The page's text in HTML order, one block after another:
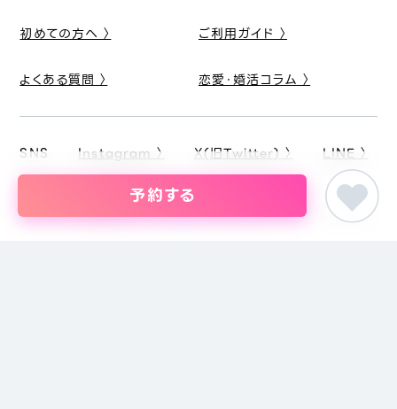
予約する
初めての方へ 〉 ご利用ガイド 〉
よくある質問 〉 恋愛・婚活コラム 〉
SNS Instagram 〉 X(旧Twitter) 〉 LINE 〉
ピア街コン 関東の街コン 東京都の街コン・結婚パーティー アニメコン in 東